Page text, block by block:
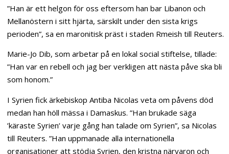
”Han är ett helgon för oss eftersom han bar Libanon och
Mellanöstern i sitt hjärta, särskilt under den sista krigs
perioden”, sa en maronitisk präst i staden Rmeish till Reuters.
Marie-Jo Dib, som arbetar på en lokal social stiftelse, tillade:
”Han var en rebell och jag ber verkligen att nästa påve ska bli
som honom.”
I Syrien fick ärkebiskop Antiba Nicolas veta om påvens död
medan han höll mässa i Damaskus. ”Han brukade säga
’käraste Syrien’ varje gång han talade om Syrien”, sa Nicolas
till Reuters. ”Han uppmanade alla internationella
organisationer att stödja Syrien, den kristna närvaron och